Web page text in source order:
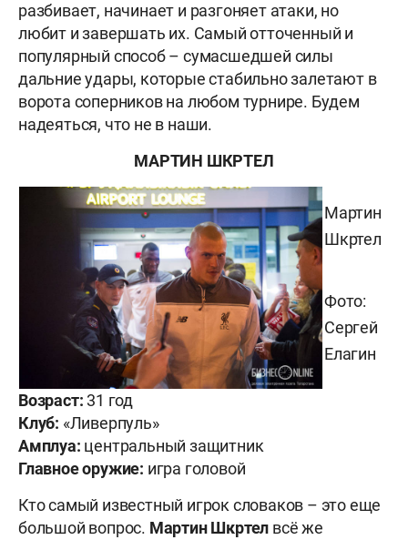
разбивает, начинает и разгоняет атаки, но
любит и завершать их. Самый отточенный и
популярный способ – сумасшедшей силы
дальние удары, которые стабильно залетают в
ворота соперников на любом турнире. Будем
надеяться, что не в наши.
МАРТИН ШКРТЕЛ
Мартин
Шкртел
Фото:
Сергей
Елагин
Возраст: 31 год
Клуб: «Ливерпуль»
Амплуа: центральный защитник
Главное оружие: игра головой
Кто самый известный игрок словаков – это еще
большой вопрос. Мартин Шкртел всё же